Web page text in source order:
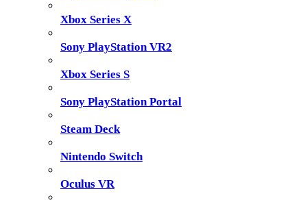
Xbox Series X
Sony PlayStation VR2
Xbox Series S
Sony PlayStation Portal
Steam Deck
Nintendo Switch
Oculus VR